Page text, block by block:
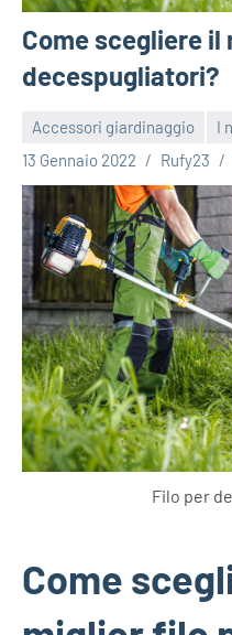
Come scegliere
decespugliatori?
Accessori giardinaggio
I
13 Gennaio 2022
Rufy23
Filo per
Come